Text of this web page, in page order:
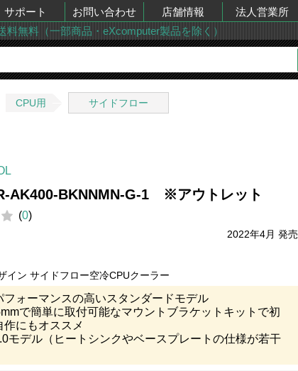
サポート お問い合わせ 店舗情報 法人営業所
料無料（一部商品・eXcomputer製品を除く）
CPU用 サイドフロー
AK400-BKNNMN-G-1 ※アウトレット
(0)
2022年4月 発売
イン サイドフロー空冷CPUクーラー
フォーマンスの高いスタンダードモデル
で簡単に取付可能なマウントブラケットキットで初
作にもオススメ
モデル（ヒートシンクやベースプレートの仕様が若干